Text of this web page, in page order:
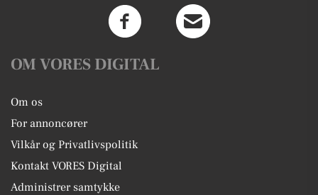
OM VORES DIGITAL
Om os
For annoncører
Vilkår og Privatlivspolitik
Kontakt VORES Digital
Administrer samtykke